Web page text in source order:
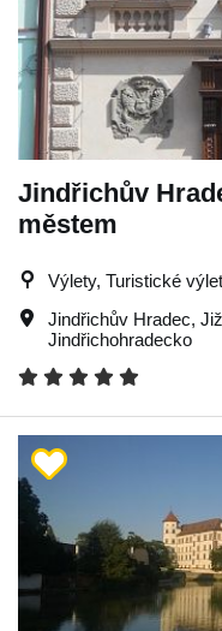
Jindřichův
městem
Výlety, Turistické
Jindřichův Hradec,
Jindřichohradecko